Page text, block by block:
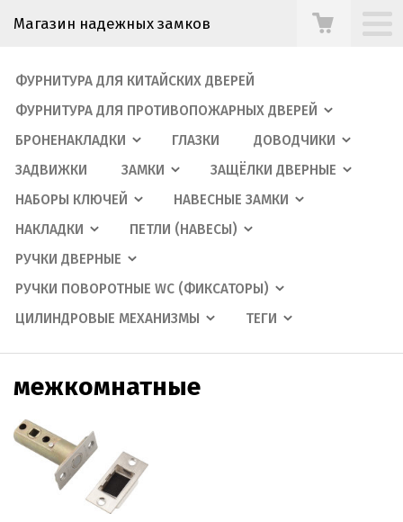
Магазин надежных замков
ФУРНИТУРА ДЛЯ КИТАЙСКИХ ДВЕРЕЙ
ФУРНИТУРА ДЛЯ ПРОТИВОПОЖАРНЫХ ДВЕРЕЙ
БРОНЕНАКЛАДКИ
ГЛАЗКИ
ДОВОДЧИКИ
ЗАДВИЖКИ
ЗАМКИ
ЗАЩЁЛКИ ДВЕРНЫЕ
НАБОРЫ КЛЮЧЕЙ
НАВЕСНЫЕ ЗАМКИ
НАКЛАДКИ
ПЕТЛИ (НАВЕСЫ)
РУЧКИ ДВЕРНЫЕ
РУЧКИ ПОВОРОТНЫЕ WC (ФИКСАТОРЫ)
ЦИЛИНДРОВЫЕ МЕХАНИЗМЫ
ТЕГИ
межкомнатные